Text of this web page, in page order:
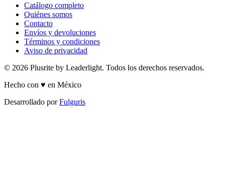
Catálogo completo
Quiénes somos
Contacto
Envíos y devoluciones
Términos y condiciones
Aviso de privacidad
© 2026 Plusrite by Leaderlight. Todos los derechos reservados.
Hecho con ♥ en México
Desarrollado porFulguris